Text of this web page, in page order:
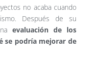
no acaba cuando
Después de su
evaluación de los
se podría mejorar de